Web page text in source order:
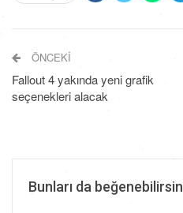
ÖNCEKI
Fallout 4 yakında yeni grafik
seçenekleri alacak
Bunları da beğenebilirsin